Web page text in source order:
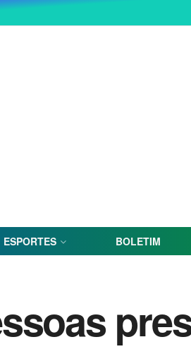
ESPORTES BOLETIM